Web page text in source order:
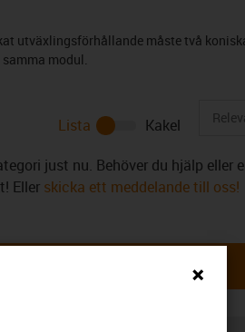
utväxlingsförhållande måste två
modul.
Lista
Kakel
just nu. Behöver du hjälp eller
Eller skicka ett meddelande till oss!